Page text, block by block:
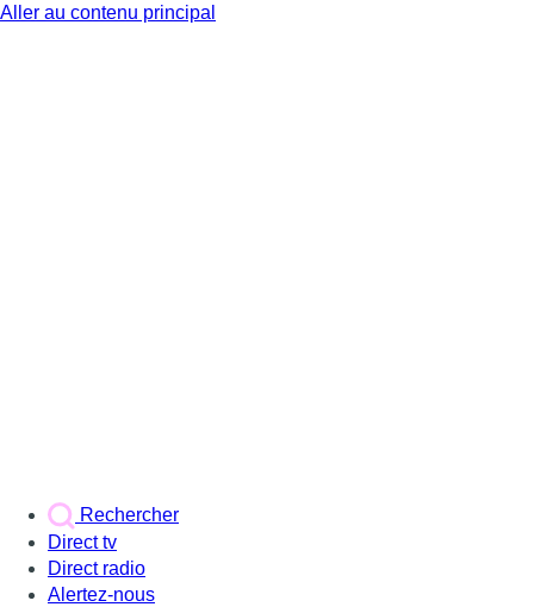
Aller au contenu principal
Rechercher
Direct tv
Direct radio
Alertez-nous